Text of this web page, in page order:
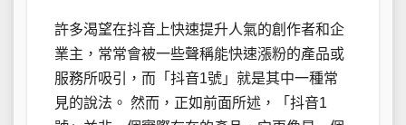
許多渴望在抖音上快速提升人氣的創作者和企
業主，常常會被一些聲稱能快速漲粉的產品或
服務所吸引，而「抖音1號」就是其中一種常
見的說法。 然而，正如前面所述，「抖音1